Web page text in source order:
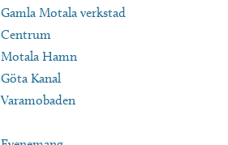
Gamla Motala verkstad
Centrum
Motala Hamn
Göta Kanal
Varamobaden